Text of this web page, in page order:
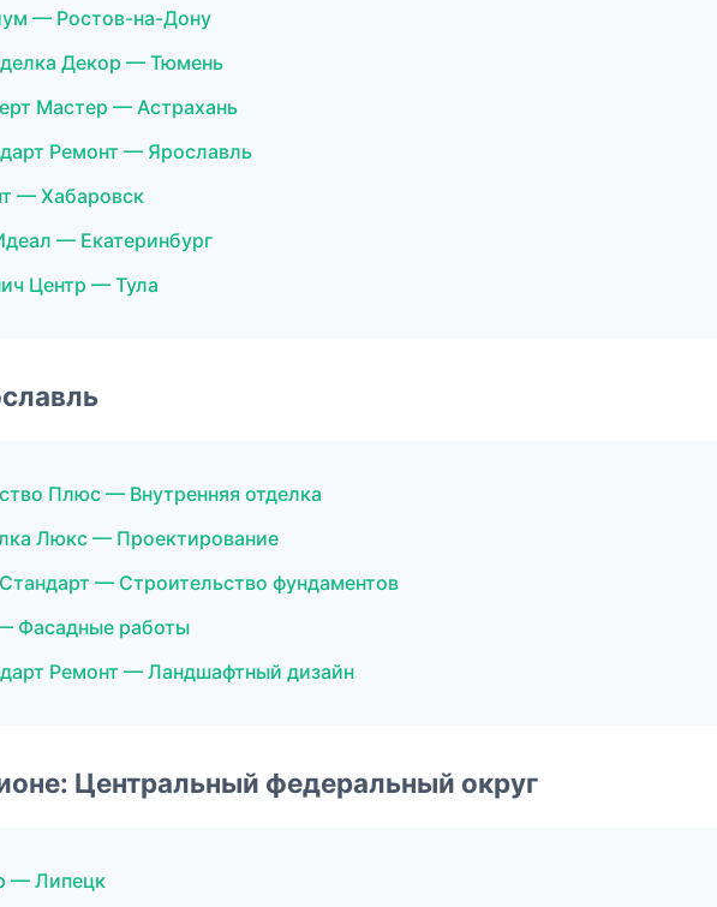
— Ростов-на-Дону
Декор — Тюмень
Мастер — Астрахань
Ремонт — Ярославль
— Хабаровск
— Екатеринбург
Центр — Тула
Плюс — Внутренняя отделка
Люкс — Проектирование
— Строительство фундаментов
Фасадные работы
Ремонт — Ландшафтный дизайн
Центральный федеральный округ
— Липецк